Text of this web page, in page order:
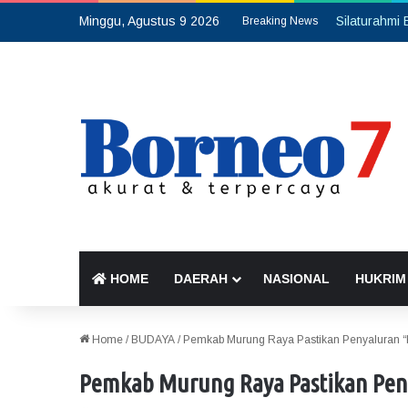
Minggu, Agustus 9 2026 Breaking News
HOME DAERAH NASIONAL HUKRIM
Home / BUDAYA / Pemkab Murung Raya Pastikan Penyaluran
Pemkab Murung Raya Pastikan